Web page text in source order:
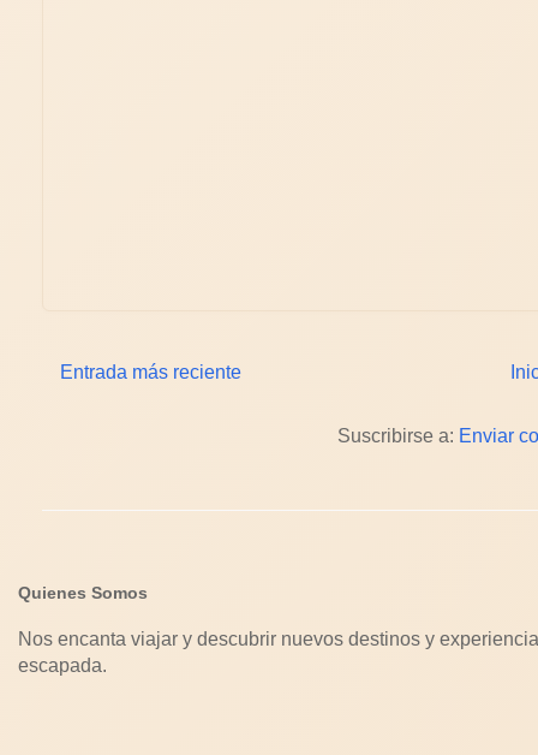
Entrada más reciente
Suscribirse a: Enviar
Quienes Somos
Nos encanta viajar y descubrir nuevos destinos y
escapada.